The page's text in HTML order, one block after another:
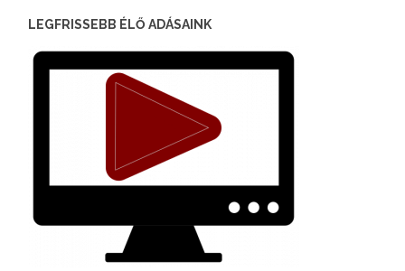
LEGFRISSEBB ÉLŐ ADÁSAINK